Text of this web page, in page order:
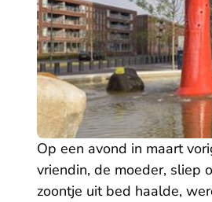
Op een avond in maart
vriendin, de moeder, sliep
zoontje uit bed haalde,